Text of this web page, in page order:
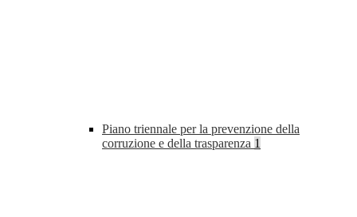
Piano triennale per la prevenzione della
corruzione e della trasparenza 1